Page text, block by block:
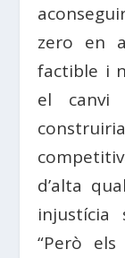
zero en
factible i
el canvi
d’alta
injustícia
“Però